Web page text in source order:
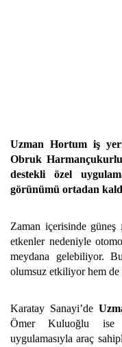
Uzman Hortum iş
Obruk
destekli özel
görünümü ortadan
Zaman içerisinde güneş
etkenler nedeniyle
meydana gelebiliyor.
olumsuz etkiliyor hem de
Karatay Sanayi’de
Ömer Kuluoğlu ise
uygulamasıyla araç